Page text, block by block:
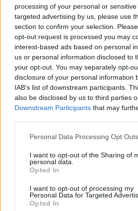
processing of your personal or
targeted advertising by us, please use
section to confirm your selection.
opt-out request is processed you may
interest-based ads based on personal
us or personal information disclosed to
your opt-out. You may separately opt-
disclosure of your personal information
IAB’s list of downstream participants.
also be disclosed by us to third parties
Downstream Participants that may
Personal Data Processing Opt Outs
I want to opt-out of the Sharing of
personal data.
Opted In
I want to opt-out of processing my
Personal Data for Targeted
Opted In
coses molt semblants [a l’any passat],
millorat amb les alternatives en atac:
entenem millor les coses i tenim més
finalitzar”.
“M’espero un equip que basa la seva
defensiu, en la solidaritat... potser a
començar bé, però al tenir la confiança
idea tan marcada de l’any passat, que
acaba donant fruits”.
Convocatòria
Com és habitual, Eder Sarabia té
disponible per enfrontar-se al Racing i
jugadors en la convocatòria final. La
Petxa, que quan ja tenia l’alta de la
fora dels terrenys de joc més d’un mes,
isquiotibials de l’altra cama.
#SomTricolors
Notícies relacionades